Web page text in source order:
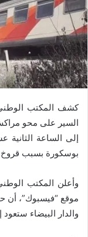
كشف المكتب
السير على محو
إلى الساعة
بوسكورة بسبب
وأعلن المكتب
موقع “فيسبوك”، أن
والدار البيضاء ستعود